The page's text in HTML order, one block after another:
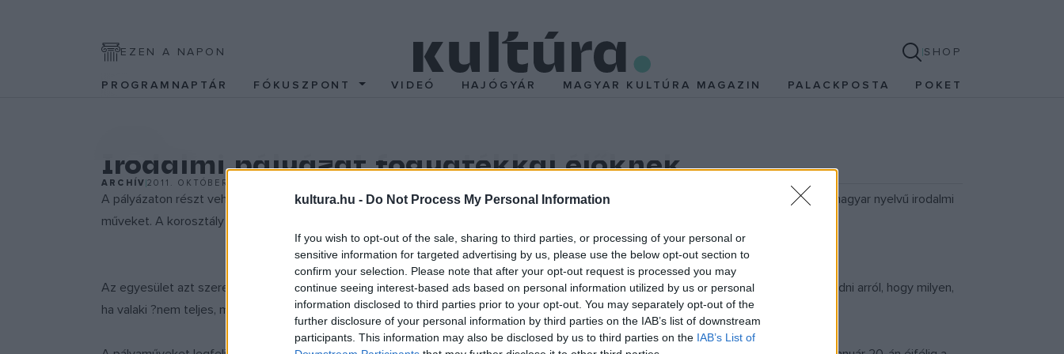
kultura.hu - Do Not Process My Personal Information
If you wish to opt-out of the sale, sharing to third parties, or processing of your personal or
sensitive information for targeted advertising by us, please use the below opt-out section to
confirm your selection. Please note that after your opt-out request is processed you may
continue seeing interest-based ads based on personal information utilized by us or personal
information disclosed to third parties prior to your opt-out. You may separately opt-out of the
further disclosure of your personal information by third parties on the IAB’s list of downstream
participants. This information may also be disclosed by us to third parties on the IAB’s List of
EZEN A NAPON SHOP
PROGRAMNAPTÁR FÓKUSZPONT VIDEÓ HAJÓGYÁR MAGYAR KULTÚRA MAGAZIN PALACKPOSTA POKET
Irodalmi pályázat fogyatékkal élőknek
ARCHÍV2011. OKTÓBER 17.
A pályázaton részt vehet bármilyen fogyatékkal élő személy, illetve hozzátartozója. Az egyesület belföldről és külföldről egyaránt vár magyar nyelvű irodalmi
műveket. A korosztály nem korlátozott.
Az egyesület azt szeretné elérni, hogy a pályamunkákkal a fogyatékkal élők vagy hozzátartozóik segítsenek minél több információt átadni arról, hogy milyen,
ha valaki ?nem teljes, mégsem hiányos?.